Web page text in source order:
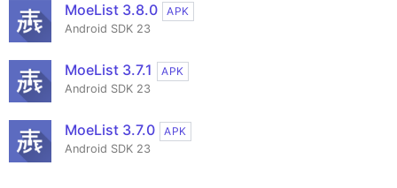
MoeList 3.8.0
APK
Android SDK 23
MoeList 3.7.1
APK
Android SDK 23
MoeList 3.7.0
APK
Android SDK 23